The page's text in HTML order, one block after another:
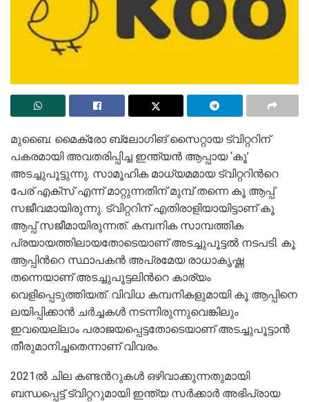
മുബൈ: മൈക്രോ ബ്ലോഗിങ് സൈറ്റായ ട്വിറ്ററിന്
പകരമായി അവതരിപ്പിച്ച ഇന്ത്യൻ ആപ്പായ ‘കൂ’
അടച്ചുപൂട്ടുന്നു. സാമൂഹിക മാധ്യമമായ ട്വിറ്ററിന്‍റെ
പേര് എക്സ് എന്ന് മാറ്റുന്നതിന് മുമ്പ് തന്നെ കൂ ആപ്പ്
സജീവമായിരുന്നു. ട്വിറ്ററിന് എതിരാളിയായിട്ടാണ് കൂ
ആപ്പ് സജീമായിരുന്നത്. കമ്പനിക സാമ്പത്തിക
പ്രയായത്തിലായതോടെയാണ് അടച്ചുപൂട്ടല്‍ നടപടി. കൂ
ആപ്പിന്‍റെ സ്ഥാപകൻ അപ്രമേയ രാധാകൃഷ്ണ
തന്നെയാണ് അടച്ചുപൂട്ടലിന്‍റെ കാര്യം
വെളിപ്പെടുത്തിയത്. വിവിധ കമ്പനികളുമായി കൂ ആപ്പിനെ
ലയിപ്പിക്കാൻ ചര്‍ച്ചകള്‍ നടന്നിരുന്നുവെങ്കിലും
ഇവയെല്ലാം പരാജയപ്പെട്ടതോടെയാണ് അടച്ചുപൂട്ടാൻ
തീരുമാനിച്ചതെന്നാണ് വിവരം.
2021ൽ ചില കണ്ടന്‍റുകള്‍ ഒഴിവാക്കുന്നതുമായി
ബന്ധപ്പെട്ട് ട്വിറ്ററുമായി ഇന്ത്യ സർക്കാർ അഭിപ്രായ